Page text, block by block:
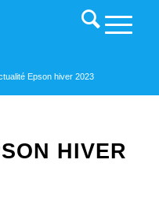
Epson hiver 2023
HIVER